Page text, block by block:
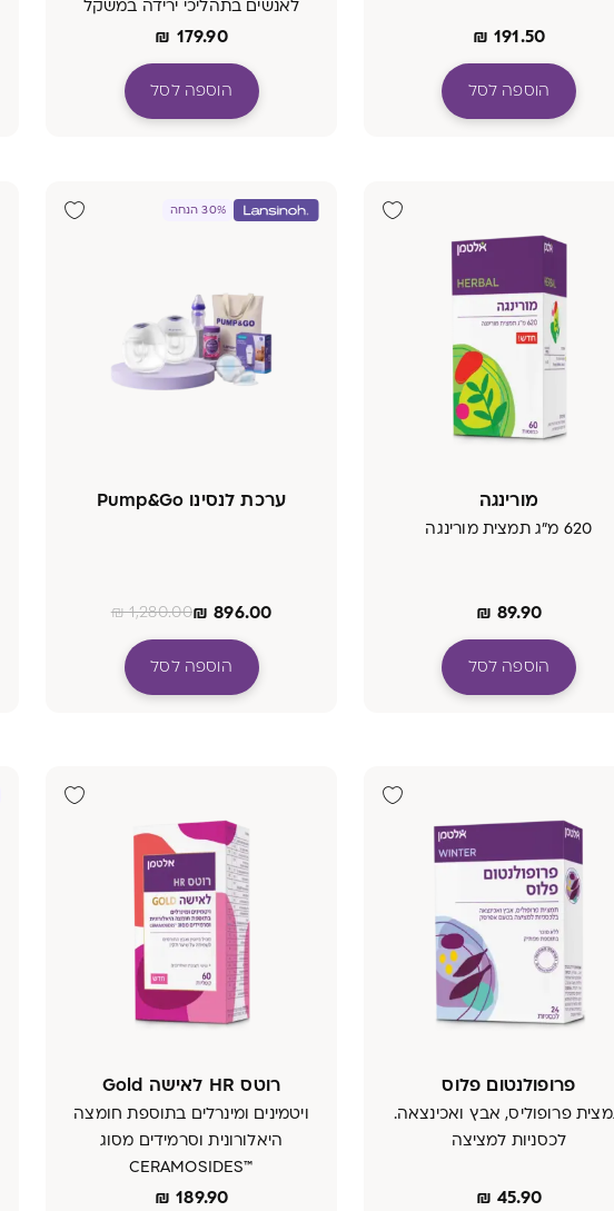
₪ 191.50
הוספה לסל
לאנשים בתהליכי ירידה במשקל
₪ 179.90
הוספה לסל
מורינגה
620 מ"ג תמצית מורינגה
₪ 89.90
הוספה לסל
30% הנחה
ערכת לנסינו Pump&Go
₪ 896.00
₪1,280.00
הוספה לסל
פרופולנטום פלוס
פרופוליס, אבץ ואכינצאה.
לכסניות למציצה
₪ 45.90
רוטס HR לאישה Gold
ויטמינים ומינרלים בתוספת חומצה
היאלורונית וסרמידים מסוג
™CERAMOSIDES
₪ 189.90